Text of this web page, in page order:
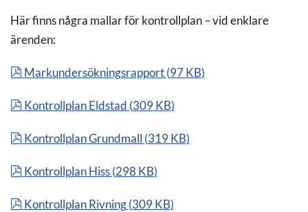
Här finns några mallar för kontrollplan – vid enklare
ärenden:
pdf
Markundersökningsrapport (97 KB)
pdf
Kontrollplan Eldstad (309 KB)
pdf
Kontrollplan Grundmall (319 KB)
pdf
Kontrollplan Hiss (298 KB)
pdf
Kontrollplan Rivning (309 KB)